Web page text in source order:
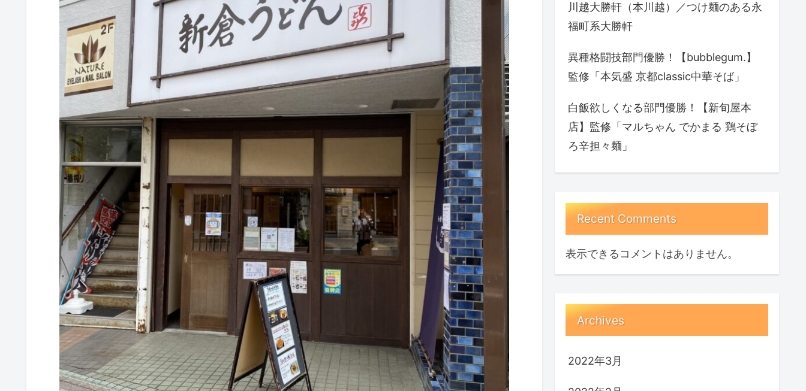
川越大勝軒（本川越）／つけ麺のある永
福町系大勝軒
異種格闘技部門優勝！【bubblegum.】
監修「本気盛 京都classic中華そば」
白飯欲しくなる部門優勝！【新旬屋本
店】監修「マルちゃん でかまる 鶏そぼ
ろ辛担々麺」
Recent Comments
表示できるコメントはありません。
Archives
2022年3月